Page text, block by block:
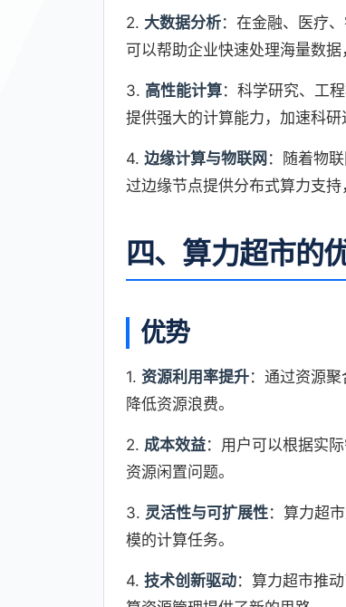
2. 大数据分析：在金融、医疗
可以帮助企业快速处理海量数据
3. 高性能计算：科学研究、工
提供强大的计算能力，加速科研
4. 边缘计算与物联网 ：随着物
过边缘节点提供分布式算力支持
四、算力超市的
优势
1. 资源利用率提升：通过资源
降低资源浪费。
2. 成本效益：用户可以根据实
资源闲置问题。
3. 灵活性与可扩展性：算力超
模的计算任务。
4. 技术创新驱动：算力超市推